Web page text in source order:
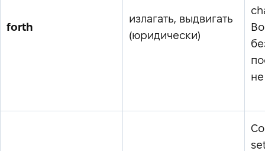
forth
излагать, выдвигать
(юридически)